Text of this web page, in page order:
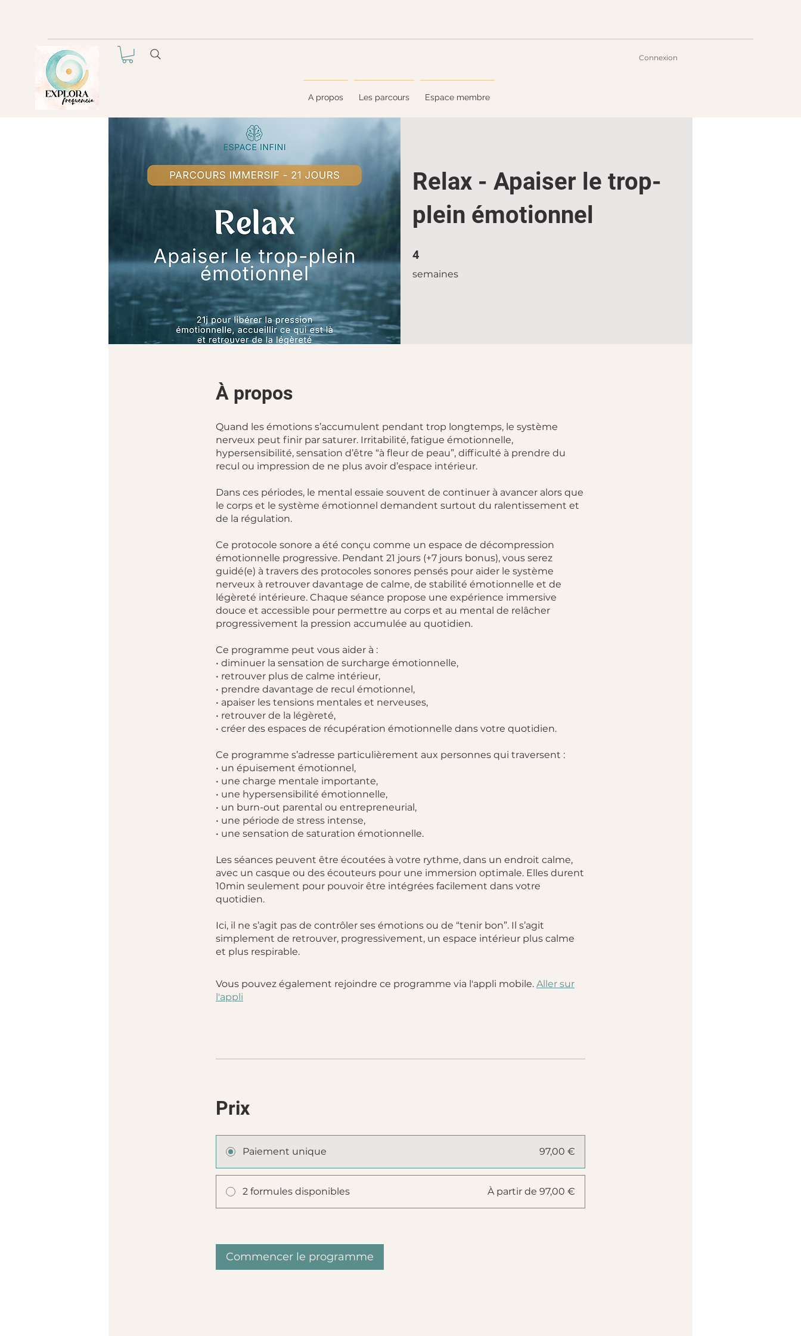
Connexion
A propos Les parcours Espace membre
Relax - Apaiser le trop-
plein émotionnel
4
semaines
4 semaines
À propos
Quand les émotions s’accumulent pendant trop longtemps, le système
nerveux peut finir par saturer. Irritabilité, fatigue émotionnelle,
hypersensibilité, sensation d’être “à fleur de peau”, difficulté à prendre du
recul ou impression de ne plus avoir d’espace intérieur.
Dans ces périodes, le mental essaie souvent de continuer à avancer alors que
le corps et le système émotionnel demandent surtout du ralentissement et
de la régulation.
Ce protocole sonore a été conçu comme un espace de décompression
émotionnelle progressive. Pendant 21 jours (+7 jours bonus), vous serez
guidé(e) à travers des protocoles sonores pensés pour aider le système
nerveux à retrouver davantage de calme, de stabilité émotionnelle et de
légèreté intérieure. Chaque séance propose une expérience immersive
douce et accessible pour permettre au corps et au mental de relâcher
progressivement la pression accumulée au quotidien.
Ce programme peut vous aider à :
• diminuer la sensation de surcharge émotionnelle,
• retrouver plus de calme intérieur,
• prendre davantage de recul émotionnel,
• apaiser les tensions mentales et nerveuses,
• retrouver de la légèreté,
• créer des espaces de récupération émotionnelle dans votre quotidien.
Ce programme s’adresse particulièrement aux personnes qui traversent :
• un épuisement émotionnel,
• une charge mentale importante,
• une hypersensibilité émotionnelle,
• un burn-out parental ou entrepreneurial,
• une période de stress intense,
• une sensation de saturation émotionnelle.
Les séances peuvent être écoutées à votre rythme, dans un endroit calme,
avec un casque ou des écouteurs pour une immersion optimale. Elles durent
10min seulement pour pouvoir être intégrées facilement dans votre
quotidien.
Ici, il ne s’agit pas de contrôler ses émotions ou de “tenir bon”. Il s’agit
simplement de retrouver, progressivement, un espace intérieur plus calme
et plus respirable.
Vous pouvez également rejoindre ce programme via l'appli mobile. Aller sur
l'appli
Prix
Paiement unique 97,00 €
2 formules disponibles À partir de 97,00 €
Commencer le programme